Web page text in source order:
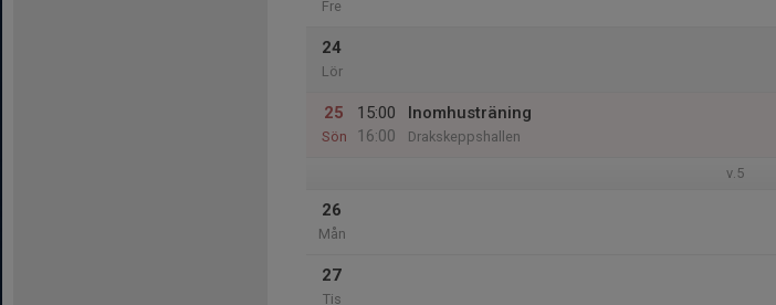
Fre
24
Lör
25
Sön
15:00
16:00
Inomhusträning
Drakskeppshallen
v.5
26
Mån
27
Tis